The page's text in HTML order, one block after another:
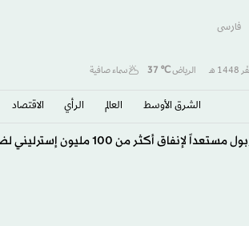
فارسى
الرياض℃
37 سماء صافية
الشرق الأوسط​ العالم الرأي الاقتصاد
لإسقاط إنفانتينو… وانقسام داخل «فيفا»